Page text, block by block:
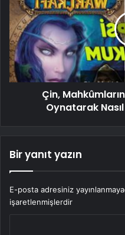
Çin,
Oynatarak
Bir yanıt yazın
E-posta adresiniz
işaretlenmişlerdir